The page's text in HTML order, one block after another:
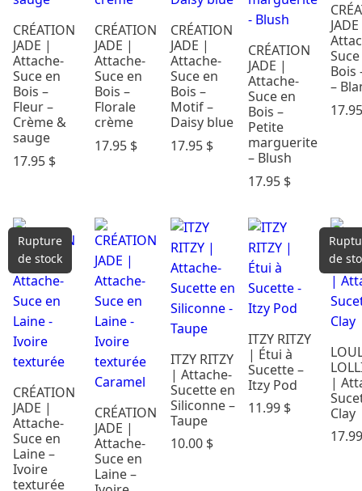
CRÉATION
JADE |
Attache-
Suce en
Bois –
Fleur –
Crème &
sauge
17.95 $
CRÉATION
JADE |
Attache-
Suce en
Bois –
Florale
crème
17.95 $
CRÉATION
JADE |
Attache-
Suce en
Bois –
Motif –
Daisy blue
17.95 $
CRÉATION
JADE |
Attache-
Suce en
Bois –
Petite
marguerite
– Blush
17.95 $
Bois
–
Rupture
de stock
CRÉATION
JADE |
Attache-
Suce en
Laine –
Ivoire
texturée
CRÉATION
JADE |
Attache-
Suce en
Laine –
ITZY RITZY
| Attache-
Sucette en
Siliconne –
Taupe
10.00 $
ITZY RITZY
| Étui à
Sucette –
Itzy Pod
11.99 $
de
|
Clay